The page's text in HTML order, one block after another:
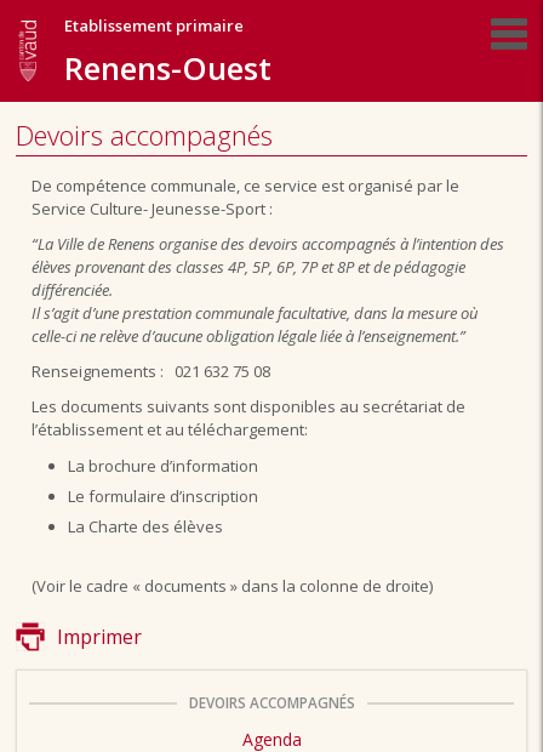
Etablissement primaire
Renens-Ouest
Devoirs accompagnés
De compétence communale, ce service est organisé par le
Service Culture- Jeunesse-Sport :
“La Ville de Renens organise des devoirs accompagnés à l’intention des
élèves provenant des classes 4P, 5P, 6P, 7P et 8P et de pédagogie
différenciée.
Il s’agit d’une prestation communale facultative, dans la mesure où
celle-ci ne relève d’aucune obligation légale liée à l’enseignement.”
Renseignements : 021 632 75 08
Les documents suivants sont disponibles au secrétariat de
l’établissement et au téléchargement:
La brochure d’information
Le formulaire d’inscription
La Charte des élèves
(Voir le cadre « documents » dans la colonne de droite)
Imprimer
DEVOIRS ACCOMPAGNÉS
Agenda